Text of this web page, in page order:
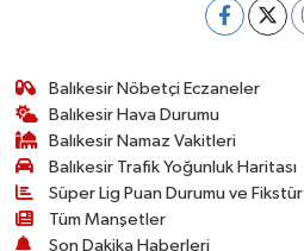
Balıkesir Nöbetçi Eczaneler
Balıkesir Hava Durumu
Balıkesir Namaz Vakitleri
Balıkesir Trafik Yoğunluk Haritası
Süper Lig Puan Durumu ve Fikstür
Tüm Manşetler
Son Dakika Haberleri